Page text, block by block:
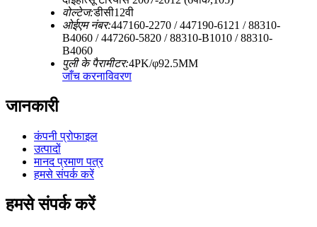
वोल्टेज:डीसी12वी
ओईएम नंबर:447160-2270 / 447190-6121 / 88310-
B4060 / 447260-5820 / 88310-B1010 / 88310-
B4060
पुली के पैरामीटर:4PK/φ92.5MM
जाँच करनाविवरण
जानकारी
कंपनी प्रोफाइल
उत्पादों
मानद प्रमाण पत्र
हमसे संपर्क करें
हमसे संपर्क करें